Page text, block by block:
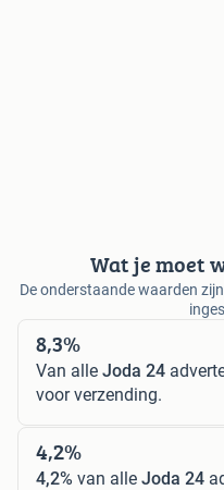
Wat je moet
De onderstaande waarden
8,3%
Van alle Joda 24
voor verzending.
4,2%
4,2% van alle Joda 24